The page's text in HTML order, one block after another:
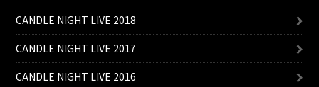
CANDLE NIGHT LIVE 2018
CANDLE NIGHT LIVE 2017
CANDLE NIGHT LIVE 2016